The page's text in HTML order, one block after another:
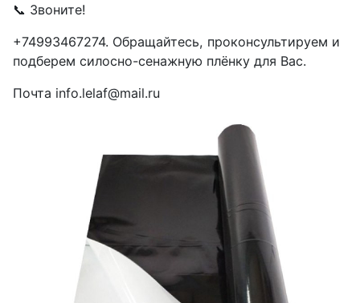
📞 Звоните!
+74993467274. Обращайтесь, проконсультируем и
подберем силосно-сенажную плёнку для Вас.
Почта info.lelaf@mail.ru